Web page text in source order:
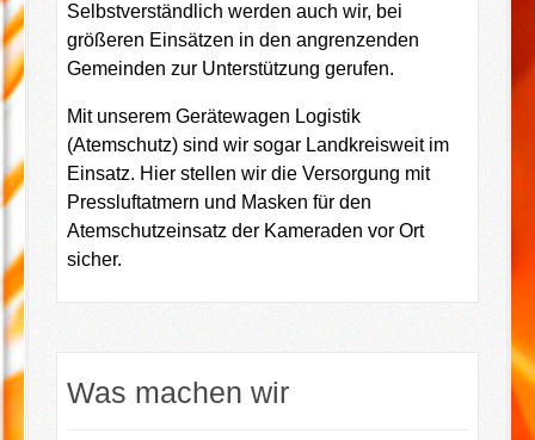
Selbstverständlich werden auch wir, bei
größeren Einsätzen in den angrenzenden
Gemeinden zur Unterstützung gerufen.
Mit unserem Gerätewagen Logistik
(Atemschutz) sind wir sogar Landkreisweit im
Einsatz. Hier stellen wir die Versorgung mit
Pressluftatmern und Masken für den
Atemschutzeinsatz der Kameraden vor Ort
sicher.
Was machen wir